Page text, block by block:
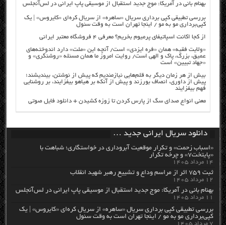
بهنام بانی در آمریکا: موج جدید استقبال از موسیقی پاپ ایرانی در لس‌آنجلس
بررسی تطبیقی کپی برداری سریال «ساهره» از سریال کره‌ای «کایروس» | یک
کپی‌برداری مو به مو / اینجا تهران است به وقت سئول
از کجا اکانت اسپاتیفای پرمیوم بخریم؟ معرفی ۴ فروشگاه معتبر ایرانی
«ولایت فقیه» همان «فره ایزدی» است/ آنچه این «ملت» دارد اندوخته‌های
عمیق، بزرگ، پاک و الهی است/ روایت امروز ما همان مسئله «روشنگری» و
«جهاد تبیین» است
بیش از هر زمان دیگر به قلم‌هایی نیازمندیم که پیش از نوشتن، بیندیشند؛
پیش از داوری، انصاف بورزند و پیش از آنکه بر هیاهو بیفزایند، بر روشنایی
فهم بیفزایند
معنی انواع صدای سگ از پارس کردن تا زوزه کشیدن + دانلود فایل صوتی
دانلود سریال ایرانی جدید …
«اسباب زحمت» و تکرار موقعیت آبروداری در خواستگاری؛ شباهت با
«پایتخت۷» و چرخه تکرار
۱۴ مرداد ۱۴۰۵
ثبت ۷۵۹ اثر از مراسم وداع و تشییع رهبر شهید انقلاب
۱۲ مرداد ۱۴۰۵
بهنام بانی در آمریکا: موج جدید استقبال از موسیقی پاپ ایرانی در لس‌آنجلس
۱۱ مرداد ۱۴۰۵
بررسی تطبیقی کپی برداری سریال «ساهره» از سریال کره‌ای «کایروس» | یک
کپی‌برداری مو به مو / اینجا تهران است به وقت سئول